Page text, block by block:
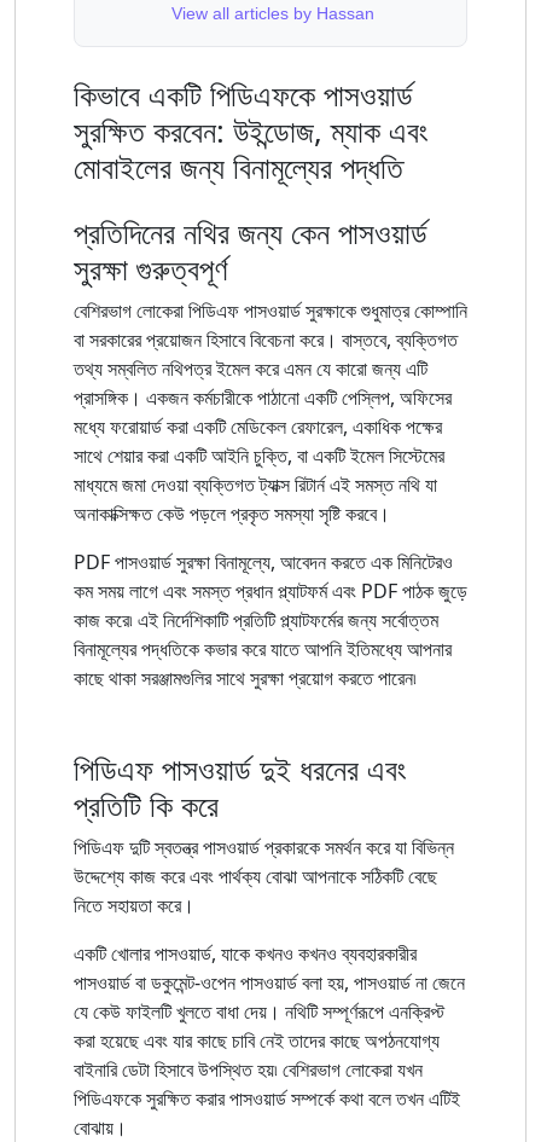
View all articles by Hassan
কিভাবে একটি পিডিএফকে পাসওয়ার্ড
সুরক্ষিত করবেন: উইন্ডোজ, ম্যাক এবং
মোবাইলের জন্য বিনামূল্যের পদ্ধতি
প্রতিদিনের নথির জন্য কেন পাসওয়ার্ড
সুরক্ষা গুরুত্বপূর্ণ
বেশিরভাগ লোকেরা পিডিএফ পাসওয়ার্ড সুরক্ষাকে শুধুমাত্র কোম্পানি
বা সরকারের প্রয়োজন হিসাবে বিবেচনা করে। বাস্তবে, ব্যক্তিগত
তথ্য সম্বলিত নথিপত্র ইমেল করে এমন যে কারো জন্য এটি
প্রাসঙ্গিক। একজন কর্মচারীকে পাঠানো একটি পেস্লিপ, অফিসের
মধ্যে ফরোয়ার্ড করা একটি মেডিকেল রেফারেল, একাধিক পক্ষের
সাথে শেয়ার করা একটি আইনি চুক্তি, বা একটি ইমেল সিস্টেমের
মাধ্যমে জমা দেওয়া ব্যক্তিগত ট্যাক্স রিটার্ন এই সমস্ত নথি যা
অনাকাক্সিক্ষত কেউ পড়লে প্রকৃত সমস্যা সৃষ্টি করবে।
PDF পাসওয়ার্ড সুরক্ষা বিনামূল্যে, আবেদন করতে এক মিনিটেরও
কম সময় লাগে এবং সমস্ত প্রধান প্ল্যাটফর্ম এবং PDF পাঠক জুড়ে
কাজ করে৷ এই নির্দেশিকাটি প্রতিটি প্ল্যাটফর্মের জন্য সর্বোত্তম
বিনামূল্যের পদ্ধতিকে কভার করে যাতে আপনি ইতিমধ্যে আপনার
কাছে থাকা সরঞ্জামগুলির সাথে সুরক্ষা প্রয়োগ করতে পারেন৷
পিডিএফ পাসওয়ার্ড দুই ধরনের এবং
প্রতিটি কি করে
পিডিএফ দুটি স্বতন্ত্র পাসওয়ার্ড প্রকারকে সমর্থন করে যা বিভিন্ন
উদ্দেশ্যে কাজ করে এবং পার্থক্য বোঝা আপনাকে সঠিকটি বেছে
নিতে সহায়তা করে।
একটি খোলার পাসওয়ার্ড, যাকে কখনও কখনও ব্যবহারকারীর
পাসওয়ার্ড বা ডকুমেন্ট-ওপেন পাসওয়ার্ড বলা হয়, পাসওয়ার্ড না জেনে
যে কেউ ফাইলটি খুলতে বাধা দেয়। নথিটি সম্পূর্ণরূপে এনক্রিপ্ট
করা হয়েছে এবং যার কাছে চাবি নেই তাদের কাছে অপঠনযোগ্য
বাইনারি ডেটা হিসাবে উপস্থিত হয়৷ বেশিরভাগ লোকেরা যখন
পিডিএফকে সুরক্ষিত করার পাসওয়ার্ড সম্পর্কে কথা বলে তখন এটিই
বোঝায়।